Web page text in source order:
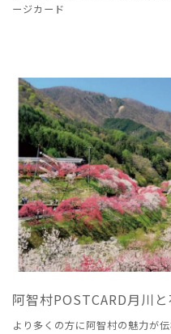
ージカード
阿智村POSTCARD月川
より多くの方に阿智村の魅力が